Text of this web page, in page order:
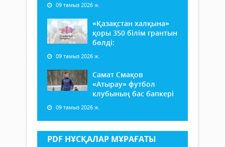
09 тамыз 2026 ж.
«Қазақстан халқына»
қоры 350 білім грантын
бөлді:
09 тамыз 2026 ж.
Самат Смақов
«Атырау» футбол
клубының бас бапкері
09 тамыз 2026 ж.
PDF НҰСҚАЛАР МҰРАҒАТЫ